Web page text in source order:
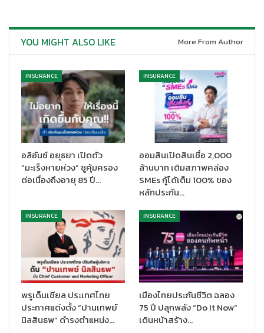
นายเกรียงชัย บุญโพธิ์อภิชาติประธานเจ้าหน้าที่บริหารด้านการเงิน
บริษัท ซีพี ออลล์ จำกัด (มหาชน) และกรรมการผู้จัดการ บริษัท
เคาน์เตอร์เซอร์วิส จำกัด เปิดเผยถึงความมุ่งมั่นในการส่งเสริมความ
ปลอดภัยและความคุ้มค่าให้แก่ประชาชน ด้วยการจำหน่าย “กรมธรรม์
ประกันภัยปีใหม่สุขกายสุขใจ (ไมโครอินชัวรันส์)” ผ่านช่องทางที่
สะดวกและเข้าถึงง่ายในราคาย่อมเยา ประชาชนที่สนใจสามารถแจ้ง
ความประสงค์กับพนักงานที่ร้านเซเว่นอีเลฟเว่นกว่า 15,000 สาขาทั่ว
ประเทศ เพียงแสดงบัตรประชาชน พร้อมชำระเบี้ยประกันภัย 10 บาท
หรือใช้แต้ม ALL Member 1,000 คะแนนแลกรับสิทธิ์ฟรี และยัง
สามารถซื้อผ่านเว็บไซต์ www.counterservice.co.th เพื่อเพิ่มความ
สะดวกให้กับประชาชนในการเข้าถึงความคุ้มครองด้านประกันภัยอย่าง
ทั่วถึง พร้อมตอบโจทย์ไลฟ์สไตล์ยุคดิจิทัลที่เน้นความรวดเร็วและ
ง่ายดาย หลังจากชำระเงินแล้ว ลูกค้าจะได้รับสลิปยืนยันการทำ
รายการ ซึ่งระบุวันเริ่มต้นและวันสิ้นสุดความคุ้มครองอย่างชัดเจน
พร้อม SMS ยืนยันความคุ้มครอง โดยสามารถซื้อได้ตั้งแต่วันที่20
ธันวาคม 2567 – 28 กุมภาพันธ์ 2568 (จำนวนจำกัด 300,000 สิทธิ์)
YOU MIGHT ALSO LIKE More From Author
INSURANCE
อลิอันซ์ อยุธยา เปิดตัว
“มะเร็งหายห่วง” ชูคุ้มครอง
ต่อเนื่องถึงอายุ 85 ปี…
INSURANCE
ออมสินเปิดสินเชื่อ 2,000
ล้านบาท เติมสภาพคล่อง
SMEs กู้ได้เต็ม 100% ของ
หลักประกัน…
INSURANCE
พรูเด็นเชียล ประเทศไทย
ประกาศแต่งตั้ง “ปานเทพย์
นิลสินธพ” ดำรงตำแหน่ง…
INSURANCE
เมืองไทยประกันชีวิต ฉลอง
75 ปี ปลุกพลัง “Do It Now”
เดินหน้าสร้าง…